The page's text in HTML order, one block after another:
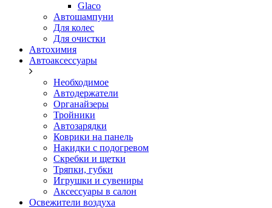
Glaco
Автошампуни
Для колес
Для очистки
Автохимия
Автоаксессуары
Необходимое
Автодержатели
Органайзеры
Тройники
Автозарядки
Коврики на панель
Накидки с подогревом
Скребки и щетки
Тряпки, губки
Игрушки и сувениры
Аксессуары в салон
Освежители воздуха